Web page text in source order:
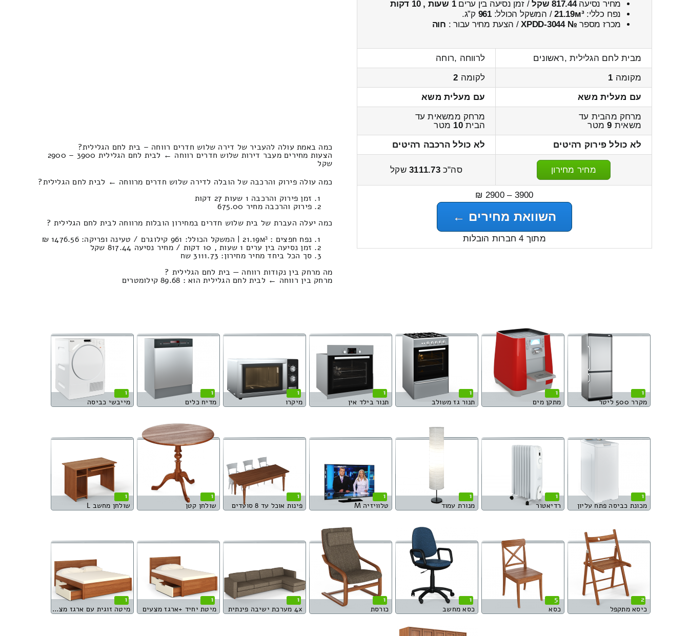
מחיר נסיעה817.44 שקל / זמן נסיעה בין ערים1 שעות , 10 דקות
נפח כללי:21.19м³/ המשקל הכולל:961 ק”ג.
מכרז מספר № XPDD-3044 / הצעת מחיר עבור : חוה
מבית לחם הגלילית ,ראשונים
לרווחה ,רוחה
מקומה 1 לקומה 2
עם מעלית משא
עם מעלית משא
מרחק מהבית עד
משאית 9מטר
מרחק ממשאית עד
הבית10 מטר
לא כולל פירוק רהיטים
לא כולל הרכבה רהיטים
מחיר מחירון סה"כ3111.73שקל
3900 – 2900 ₪
השוואת מחירים ←
מתוך 4 חברות הובלות
כמה באמת עולה להעביר של דירה שלוש חדרים רווחה – בית לחם הגלילית?
הצעות מחירים מעבר דירות שלוש חדרים רווחה ← לבית לחם הגלילית 3900 – 2900
שקל
כמה עולה פירוק והרכבה של הובלה לדירה שלוש חדרים מרווחה ← לבית לחם הגלילית?
זמן פירוק והרכבה 1 שעות 27 דקות
פירוק והרכבה מחיר 675.00
כמה יעלה העברת של בית שלוש חדרים במחירון הובלות מרווחה לבית לחם הגלילית ?
נפח חפצים : 21.19м³ | המשקל הכולל: 961 קילוגרם / טעינה ופריקה: 1476.56 ₪
זמן נסיעה בין ערים 1 שעות , 10 דקות / מחיר נסיעה 817.44 שקל
סך הכל ביחד מחיר מחירון: 3111.73 שח
מה מרחק בין נקודות רווחה — בית לחם הגלילית ?
מרחק בין רווחה ← לבית לחם הגלילית הוא : 89.68 קילומטרים
1
מקרר 500 ליטר
1
מתקן מים
1
תנור גז משולב
1
תנור בילד אין
1
מיקרו
1
מדיח כלים
1
מייבשי כביסה
1
מכונת כביסה פתח עליון
1
רדיאטור
1
מנורת עמוד
1
טלוויזיה M
1
פינות אוכל עד 8 סועדים
1
שולחן קטן
1
שולחן מחשב L
2
כיסא מתקפל
5
כסא
1
כסא מחשב
1
כורסת
1
4x מערכת ישיבה פינתית
1
מיטת יחיד +ארגז מצעים
1
מיטה זוגית עם ארגז מצעים